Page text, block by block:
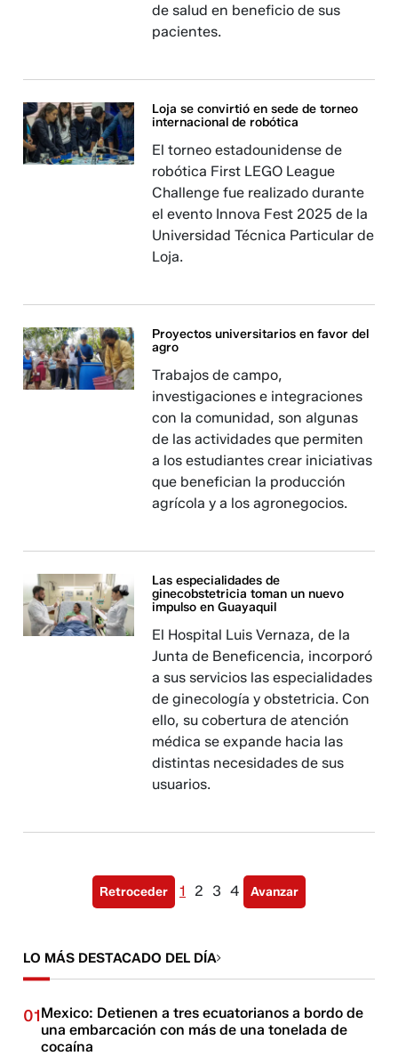
de salud en beneficio de sus
pacientes.
Loja se convirtió en sede de torneo
internacional de robótica
El torneo estadounidense de
robótica First LEGO League
Challenge fue realizado durante
el evento Innova Fest 2025 de la
Universidad Técnica Particular de
Loja.
Proyectos universitarios en favor del
agro
Trabajos de campo,
investigaciones e integraciones
con la comunidad, son algunas
de las actividades que permiten
a los estudiantes crear iniciativas
que benefician la producción
agrícola y a los agronegocios.
Las especialidades de
ginecobstetricia toman un nuevo
impulso en Guayaquil
El Hospital Luis Vernaza, de la
Junta de Beneficencia, incorporó
a sus servicios las especialidades
de ginecología y obstetricia. Con
ello, su cobertura de atención
médica se expande hacia las
distintas necesidades de sus
usuarios.
Retroceder 1 2 3 4 Avanzar
LO MÁS DESTACADO DEL DÍA
01Mexico: Detienen a tres ecuatorianos a bordo de
una embarcación con más de una tonelada de
cocaína